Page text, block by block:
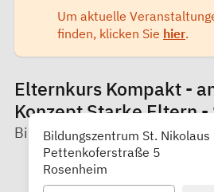
Um aktuelle
finden, klicken Sie hier.
Elternkurs Kompakt -
Konzept Starke Eltern
Bildungswerk Rosenheim e.V.
Bildungszentrum St. Nikolaus
Pettenkoferstraße 5
Rosenheim